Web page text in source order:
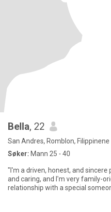
Bella, 22
San Andres, Romblon, Filippinene
Søker: Mann 25 - 40
"I'm a driven, honest, and
and caring, and I'm very family-
relationship with a special